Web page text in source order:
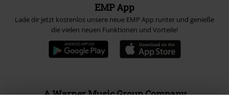
EMP App
Lade dir jetzt kostenlos unsere neue EMP App runter und genieße
die vielen neuen Funktionen und Vorteile!
A Warner Music Group Company